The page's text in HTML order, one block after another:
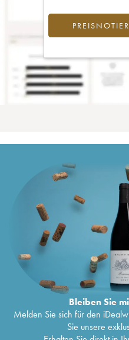
Bleiben Sie
Melden Sie sich für den
Sie unsere